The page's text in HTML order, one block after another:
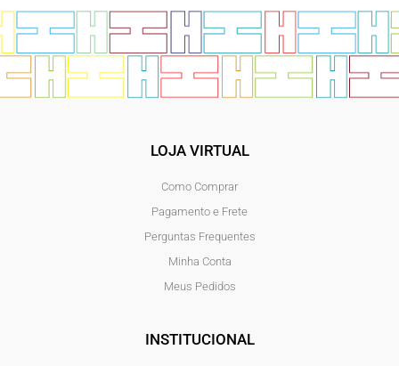
LOJA VIRTUAL
Como Comprar
Pagamento e Frete
Perguntas Frequentes
Minha Conta
Meus Pedidos
INSTITUCIONAL